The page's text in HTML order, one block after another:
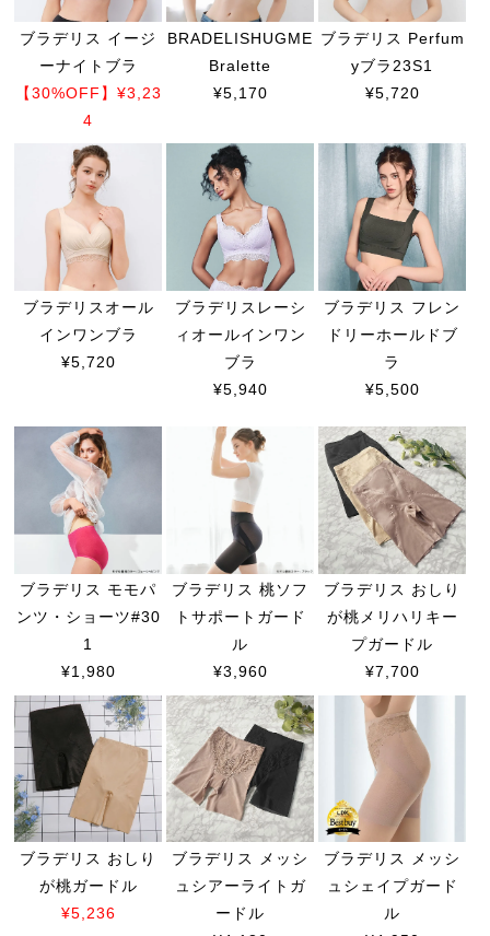
ブラデリス イージ
ーナイトブラ
【30%OFF】¥3,23
4
BRADELISHUGME
Bralette
¥5,170
ブラデリス Perfum
yブラ23S1
¥5,720
ブラデリスオール
インワンブラ
¥5,720
ブラデリスレーシ
ィオールインワン
ブラ
¥5,940
ブラデリス フレン
ドリーホールドブ
ラ
¥5,500
ブラデリス モモパ
ンツ・ショーツ#30
1
¥1,980
ブラデリス 桃ソフ
トサポートガード
ル
¥3,960
ブラデリス おしり
が桃メリハリキー
プガードル
¥7,700
ブラデリス おしり
が桃ガードル
¥5,236
ブラデリス メッシ
ュシアーライトガ
ードル
ブラデリス メッシ
ュシェイプガード
ル